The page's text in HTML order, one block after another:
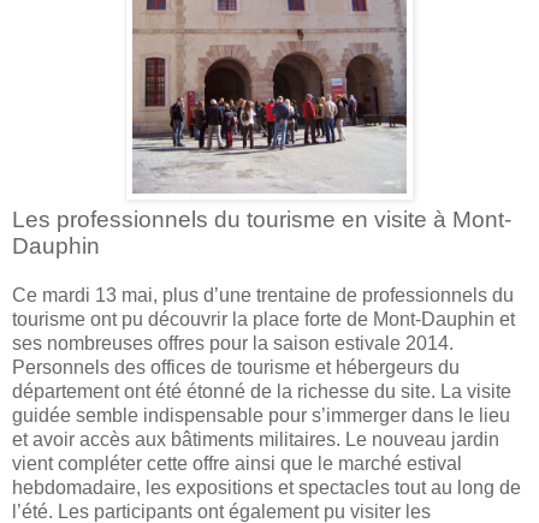
Les professionnels du tourisme en visite à Mont-
Dauphin
Ce mardi 13 mai, plus d’une trentaine de professionnels du
tourisme ont pu découvrir la place forte de Mont-Dauphin et
ses nombreuses offres pour la saison estivale 2014.
Personnels des offices de tourisme et hébergeurs du
département ont été étonné de la richesse du site. La visite
guidée semble indispensable pour s’immerger dans le lieu
et avoir accès aux bâtiments militaires. Le nouveau jardin
vient compléter cette offre ainsi que le marché estival
hebdomadaire, les expositions et spectacles tout au long de
l’été. Les participants ont également pu visiter les